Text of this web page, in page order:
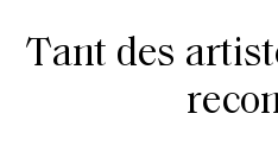
Tant des